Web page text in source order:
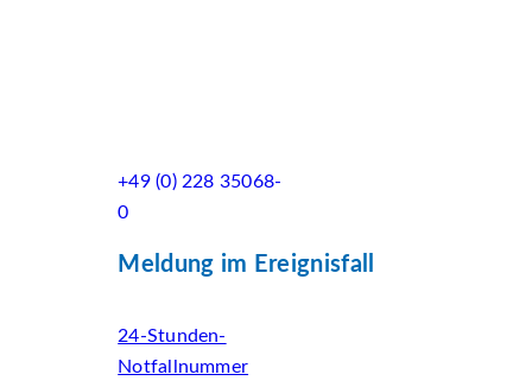
+49 (0) 228 35068-
0
Meldung im Ereignisfall
24-Stunden-
Notfallnummer